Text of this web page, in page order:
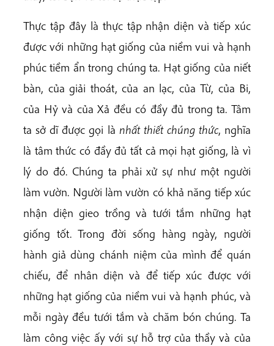
Thực tập đây là thực tập nhận diện và tiếp xúc
được với những hạt giống của niềm vui và hạnh
phúc tiềm ẩn trong chúng ta. Hạt giống của niết
bàn, của giải thoát, của an lạc, của Từ, của Bi,
của Hỷ và của Xả đều có đầy đủ trong ta. Tâm
ta sở dĩ được gọi là nhất thiết chúng thức, nghĩa
là tâm thức có đầy đủ tất cả mọi hạt giống, là vì
lý do đó. Chúng ta phải xử sự như một người
làm vườn. Người làm vườn có khả năng tiếp xúc
nhận diện gieo trồng và tưới tắm những hạt
giống tốt. Trong đời sống hàng ngày, người
hành giả dùng chánh niệm của mình để quán
chiếu, để nhân diện và để tiếp xúc được với
những hạt giống của niềm vui và hạnh phúc, và
mỗi ngày đều tưới tắm và chăm bón chúng. Ta
làm công việc ấy với sự hỗ trợ của thầy và của